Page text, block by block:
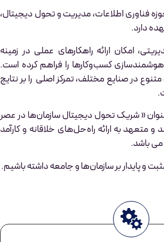
فناوری اطلاعات، مدیریت و تحول دیجیتال،
دارد.
امکان ارائه راهکارهای عملی در زمینه
کسب‌وکارها را فراهم کرده است.
در صنایع مختلف، تمرکز اصلی را بر نتایج
« شریک تحول دیجیتال سازمان‌ها در عصر
به ارائه راه‌حل‌های خلاقانه و کارآمد
می باشد.
و پایدار بر سازمان‌ها و جامعه داشته باشیم.